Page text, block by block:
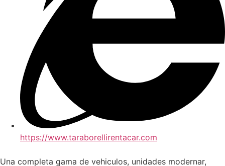
https://www.taraborellirentacar.com
Una completa gama de vehiculos, unidades modernar,